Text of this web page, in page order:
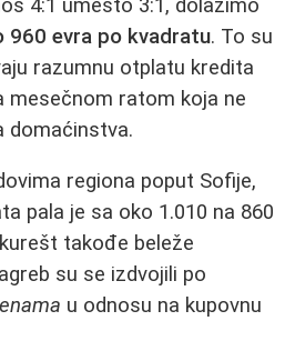
4:1 umesto 3:1, dolazimo
960 evra po kvadratu. To su
razumnu otplatu kredita
mesečnom ratom koja ne
domaćinstva.
regiona poput Sofije,
pala je sa oko 1.010 na 860
takođe beleže
su se izdvojili po
u odnosu na kupovnu